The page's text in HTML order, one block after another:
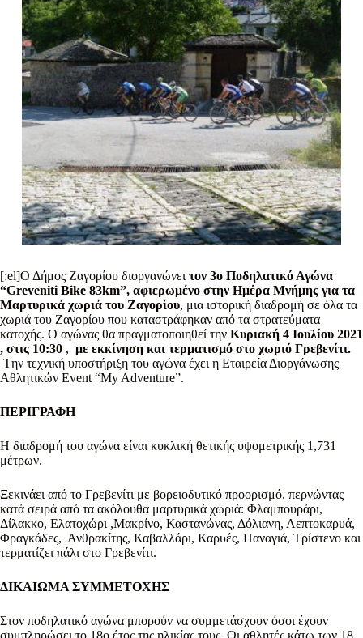
[:el]Ο Δήμος Ζαγορίου διοργανώνει τον 3ο Ποδηλατικό Αγώνα
“Greveniti Bike 83km”, αφιερωμένο στην Ημέρα Μνήμης για τα
Μαρτυρικά χωριά του Ζαγορίου, μια ιστορική διαδρομή σε όλα τα
χωριά του Ζαγορίου που καταστράφηκαν από τα στρατεύματα
κατοχής. Ο αγώνας θα πραγματοποιηθεί την Κυριακή 4 Ιουλίου 2021
, στις 10:30 , με εκκίνηση και τερματισμό στο χωριό Γρεβενίτι.
Tην τεχνική υποστήριξη του αγώνα έχει η Εταιρεία Διοργάνωσης
Αθλητικών Event “My Adventure”.
ΠΕΡΙΓΡΑΦΗ
Η διαδρομή του αγώνα είναι κυκλική θετικής υψομετρικής 1,731
μέτρων.
Ξεκινάει από το Γρεβενίτι με βορειοδυτικό προορισμό, περνώντας
κατά σειρά από τα ακόλουθα μαρτυρικά χωριά: Φλαμπουράρι,
Δίλακκο, Ελατοχώρι ,Μακρίνο, Καστανώνας, Δόλιανη, Λεπτοκαρυά,
Φραγκάδες, Ανθρακίτης, Καβαλλάρι, Καρυές, Παναγιά, Τρίστενο και
τερματίζει πάλι στο Γρεβενίτι.
ΔΙΚΑΙΩΜΑ ΣΥΜΜΕΤΟΧΗΣ
Στον ποδηλατικό αγώνα μπορούν να συμμετάσχουν όσοι έχουν